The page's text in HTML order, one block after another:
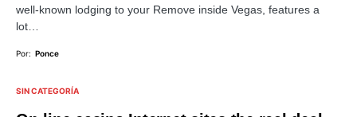
well-known lodging to your Remove inside Vegas, features a
lot…
Por: Ponce
SIN CATEGORÍA